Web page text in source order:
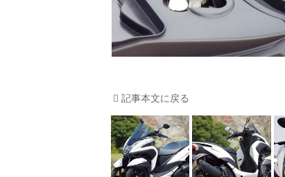
記事本文に戻る